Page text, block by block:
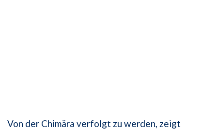
Von der Chimära verfolgt zu werden, zeigt